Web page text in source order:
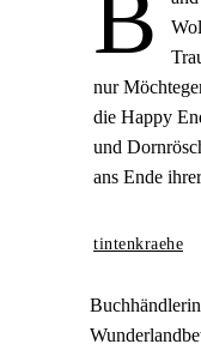
nur
die Happy
und
ans Ende
tintenkraehe